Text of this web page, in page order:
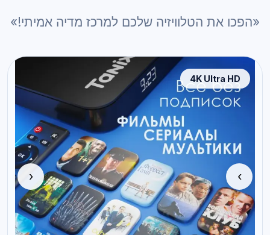
«הפכו את הטלוויזיה שלכם למרכז מדיה אמיתי!»
‹ ›
4K Ultra HD